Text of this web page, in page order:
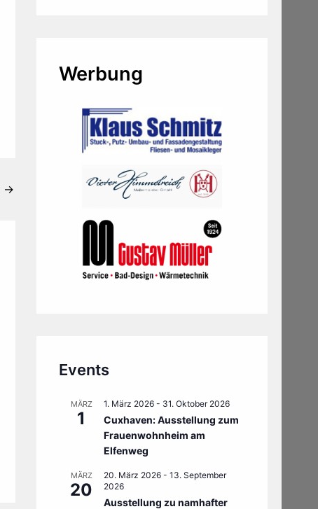
→
Werbung
Events
MÄRZ
1
1. März 2026 - 31. Oktober 2026
Cuxhaven: Ausstellung zum
Frauenwohnheim am
Elfenweg
MÄRZ
20
20. März 2026 - 13. September
2026
Ausstellung zu namhafter